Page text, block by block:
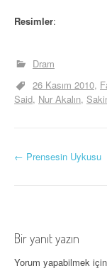
Resimler:
Dram
26 Kasım 2010
Said Nur Akalın
Y
ı
d
← Prensesin Uykusu
Bir yanıt yazın
Yorum yapabilmek için